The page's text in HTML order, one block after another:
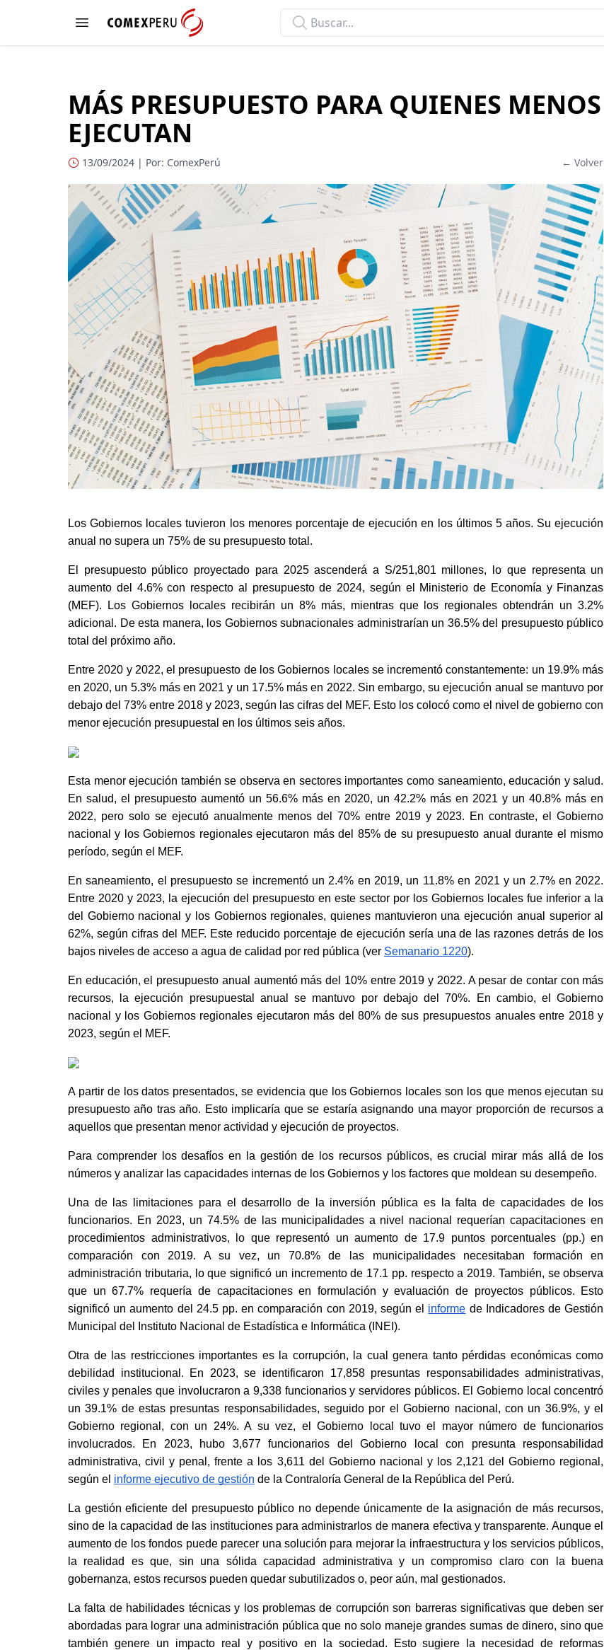
Open menu
ComexPerú
MÁS PRESUPUESTO PARA QUIENES MENOS
EJECUTAN
13/09/2024 | Por: ComexPerú ← Volver
Los Gobiernos locales tuvieron los menores porcentaje de ejecución en los últimos 5 años. Su ejecución
anual no supera un 75% de su presupuesto total.
El presupuesto público proyectado para 2025 ascenderá a S/251,801 millones, lo que representa un
aumento del 4.6% con respecto al presupuesto de 2024, según el Ministerio de Economía y Finanzas
(MEF). Los Gobiernos locales recibirán un 8% más, mientras que los regionales obtendrán un 3.2%
adicional. De esta manera, los Gobiernos subnacionales administrarían un 36.5% del presupuesto público
total del próximo año.
Entre 2020 y 2022, el presupuesto de los Gobiernos locales se incrementó constantemente: un 19.9% más
en 2020, un 5.3% más en 2021 y un 17.5% más en 2022. Sin embargo, su ejecución anual se mantuvo por
debajo del 73% entre 2018 y 2023, según las cifras del MEF. Esto los colocó como el nivel de gobierno con
menor ejecución presupuestal en los últimos seis años.
Esta menor ejecución también se observa en sectores importantes como saneamiento, educación y salud.
En salud, el presupuesto aumentó un 56.6% más en 2020, un 42.2% más en 2021 y un 40.8% más en
2022, pero solo se ejecutó anualmente menos del 70% entre 2019 y 2023. En contraste, el Gobierno
nacional y los Gobiernos regionales ejecutaron más del 85% de su presupuesto anual durante el mismo
período, según el MEF.
En saneamiento, el presupuesto se incrementó un 2.4% en 2019, un 11.8% en 2021 y un 2.7% en 2022.
Entre 2020 y 2023, la ejecución del presupuesto en este sector por los Gobiernos locales fue inferior a la
del Gobierno nacional y los Gobiernos regionales, quienes mantuvieron una ejecución anual superior al
62%, según cifras del MEF. Este reducido porcentaje de ejecución sería una de las razones detrás de los
bajos niveles de acceso a agua de calidad por red pública (ver Semanario 1220).
En educación, el presupuesto anual aumentó más del 10% entre 2019 y 2022. A pesar de contar con más
recursos, la ejecución presupuestal anual se mantuvo por debajo del 70%. En cambio, el Gobierno
nacional y los Gobiernos regionales ejecutaron más del 80% de sus presupuestos anuales entre 2018 y
2023, según el MEF.
A partir de los datos presentados, se evidencia que los Gobiernos locales son los que menos ejecutan su
presupuesto año tras año. Esto implicaría que se estaría asignando una mayor proporción de recursos a
aquellos que presentan menor actividad y ejecución de proyectos.
Para comprender los desafíos en la gestión de los recursos públicos, es crucial mirar más allá de los
números y analizar las capacidades internas de los Gobiernos y los factores que moldean su desempeño.
Una de las limitaciones para el desarrollo de la inversión pública es la falta de capacidades de los
funcionarios. En 2023, un 74.5% de las municipalidades a nivel nacional requerían capacitaciones en
procedimientos administrativos, lo que representó un aumento de 17.9 puntos porcentuales (pp.) en
comparación con 2019. A su vez, un 70.8% de las municipalidades necesitaban formación en
administración tributaria, lo que significó un incremento de 17.1 pp. respecto a 2019. También, se observa
que un 67.7% requería de capacitaciones en formulación y evaluación de proyectos públicos. Esto
significó un aumento del 24.5 pp. en comparación con 2019, según el informe de Indicadores de Gestión
Municipal del Instituto Nacional de Estadística e Informática (INEI).
Otra de las restricciones importantes es la corrupción, la cual genera tanto pérdidas económicas como
debilidad institucional. En 2023, se identificaron 17,858 presuntas responsabilidades administrativas,
civiles y penales que involucraron a 9,338 funcionarios y servidores públicos. El Gobierno local concentró
un 39.1% de estas presuntas responsabilidades, seguido por el Gobierno nacional, con un 36.9%, y el
Gobierno regional, con un 24%. A su vez, el Gobierno local tuvo el mayor número de funcionarios
involucrados. En 2023, hubo 3,677 funcionarios del Gobierno local con presunta responsabilidad
administrativa, civil y penal, frente a los 3,611 del Gobierno nacional y los 2,121 del Gobierno regional,
según el informe ejecutivo de gestión de la Contraloría General de la República del Perú.
La gestión eficiente del presupuesto público no depende únicamente de la asignación de más recursos,
sino de la capacidad de las instituciones para administrarlos de manera efectiva y transparente. Aunque el
aumento de los fondos puede parecer una solución para mejorar la infraestructura y los servicios públicos,
la realidad es que, sin una sólida capacidad administrativa y un compromiso claro con la buena
gobernanza, estos recursos pueden quedar subutilizados o, peor aún, mal gestionados.
La falta de habilidades técnicas y los problemas de corrupción son barreras significativas que deben ser
abordadas para lograr una administración pública que no solo maneje grandes sumas de dinero, sino que
también genere un impacto real y positivo en la sociedad. Esto sugiere la necesidad de reformas